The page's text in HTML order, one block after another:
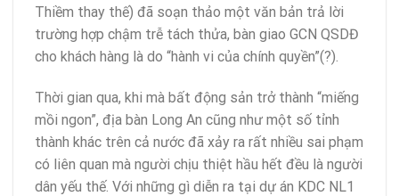
Thiềm thay thế) đã soạn thảo một văn bản trả lời
trường hợp chậm trễ tách thửa, bàn giao GCN QSDĐ
cho khách hàng là do “hành vi của chính quyền”(?).
Thời gian qua, khi mà bất động sản trở thành “miếng
mồi ngon”, địa bàn Long An cũng như một số tỉnh
thành khác trên cả nước đã xảy ra rất nhiều sai phạm
có liên quan mà người chịu thiệt hầu hết đều là người
dân yếu thế. Với những gì diễn ra tại dự án KDC NL1